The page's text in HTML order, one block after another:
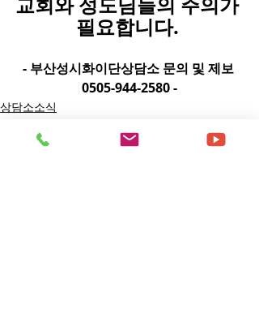
필요합니다.
- 부산성시화이단상담소 문의 및 제보
0505-944-2580 -
상담소소식